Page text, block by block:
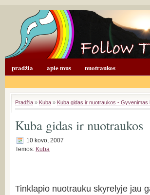
pradžia apie mus nuotraukos
Pradžia » Kuba » Kuba gidas ir nuotraukos - Gyvenimas
Kuba gidas ir nuotraukos
10 kovo, 2007
Temos: Kuba
Tinklapio nuotrauku skyrelyje jau